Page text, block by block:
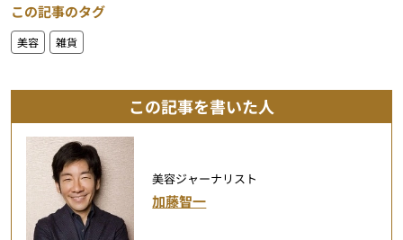
この記事のタグ
美容 雑貨
この記事を書いた人
美容ジャーナリスト
加藤智一